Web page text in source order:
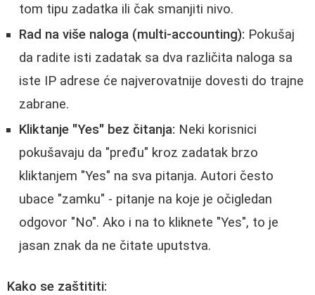
tom tipu zadatka ili čak smanjiti nivo.
Rad na više naloga (multi-accounting): Pokušaj
da radite isti zadatak sa dva različita naloga sa
iste IP adrese će najverovatnije dovesti do trajne
zabrane.
Kliktanje "Yes" bez čitanja: Neki korisnici
pokušavaju da "pređu" kroz zadatak brzo
kliktanjem "Yes" na sva pitanja. Autori često
ubace "zamku" - pitanje na koje je očigledan
odgovor "No". Ako i na to kliknete "Yes", to je
jasan znak da ne čitate uputstva.
Kako se zaštititi: